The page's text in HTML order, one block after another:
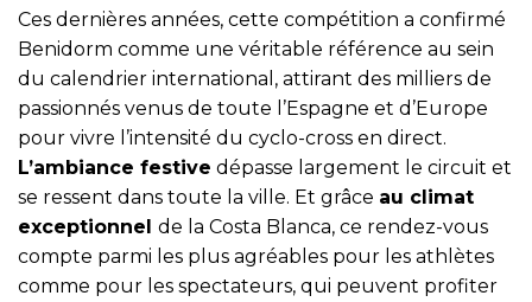
Ces dernières années, cette compétition a confirmé
Benidorm comme une véritable référence au sein
du calendrier international, attirant des milliers de
passionnés venus de toute l’Espagne et d’Europe
pour vivre l’intensité du cyclo-cross en direct.
L’ambiance festive dépasse largement le circuit et
se ressent dans toute la ville. Et grâce au climat
exceptionnel de la Costa Blanca, ce rendez-vous
compte parmi les plus agréables pour les athlètes
comme pour les spectateurs, qui peuvent profiter